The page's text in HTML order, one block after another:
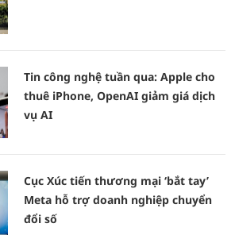
Tin công nghệ tuần qua: Apple cho
thuê iPhone, OpenAI giảm giá dịch
vụ AI
Cục Xúc tiến thương mại ‘bắt tay’
Meta hỗ trợ doanh nghiệp chuyển
đổi số